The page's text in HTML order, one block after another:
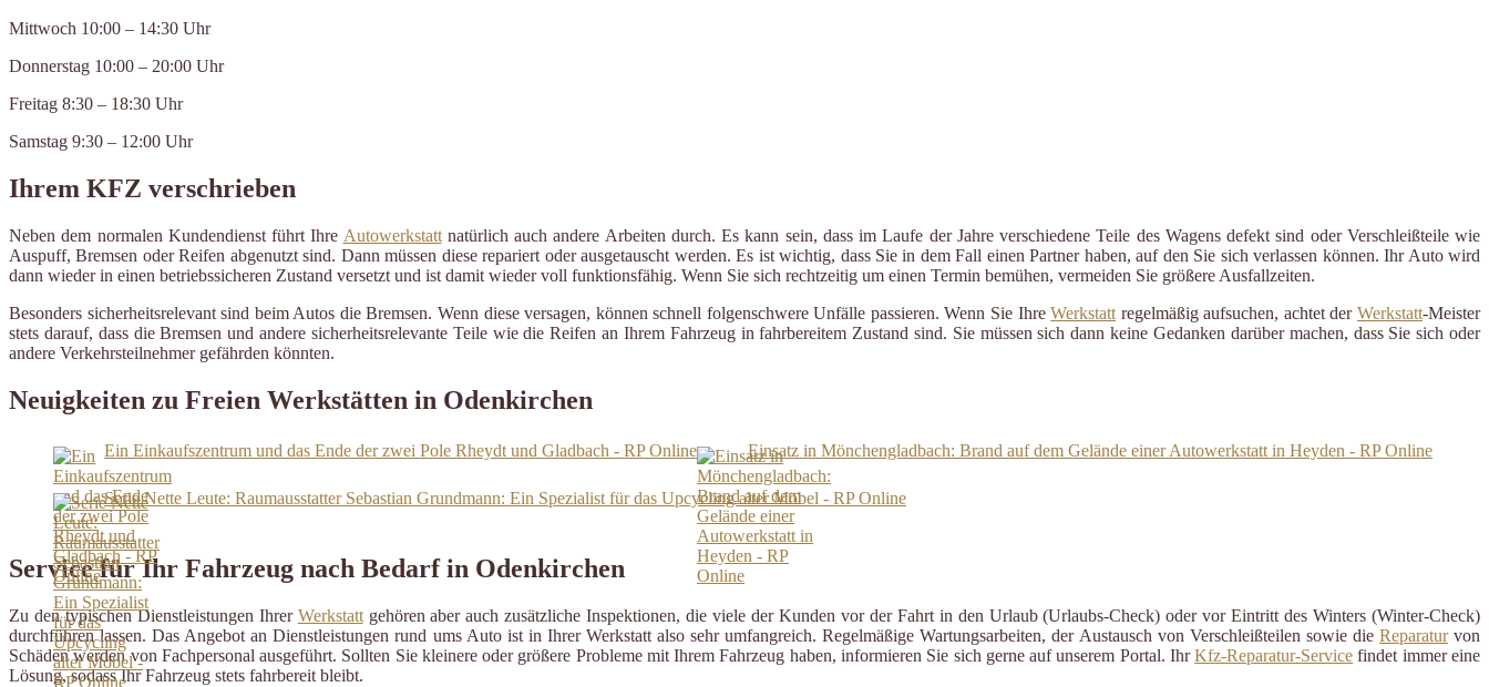
Mittwoch 10:00 – 14:30 Uhr
Donnerstag 10:00 – 20:00 Uhr
Freitag 8:30 – 18:30 Uhr
Samstag 9:30 – 12:00 Uhr
Ihrem KFZ verschrieben
Neben dem normalen Kundendienst führt Ihre Autowerkstattnatürlich auch andere Arbeiten durch. Es kann sein, dass im Laufe der Jahre verschiedene Teile des Wagens defekt sind oder Verschleißteile wie
Auspuff, Bremsen oder Reifen abgenutzt sind. Dann müssen diese repariert oder ausgetauscht werden. Es ist wichtig, dass Sie in dem Fall einen Partner haben, auf den Sie sich verlassen können. Ihr Auto wird
dann wieder in einen betriebssicheren Zustand versetzt und ist damit wieder voll funktionsfähig. Wenn Sie sich rechtzeitig um einen Termin bemühen, vermeiden Sie größere Ausfallzeiten.
Besonders sicherheitsrelevant sind beim Autos die Bremsen. Wenn diese versagen, können schnell folgenschwere Unfälle passieren. Wenn Sie IhreWerkstatt regelmäßig aufsuchen, achtet derWerkstatt-Meister
stets darauf, dass die Bremsen und andere sicherheitsrelevante Teile wie die Reifen an Ihrem Fahrzeug in fahrbereitem Zustand sind. Sie müssen sich dann keine Gedanken darüber machen, dass Sie sich oder
andere Verkehrsteilnehmer gefährden könnten.
Neuigkeiten zu Freien Werkstätten in Odenkirchen
Ein Einkaufszentrum und das Ende der zwei Pole Rheydt und Gladbach - RP Online Einsatz in Mönchengladbach: Brand auf dem Gelände einer Autowerkstatt in Heyden - RP Online
Serie Nette Leute: Raumausstatter Sebastian Grundmann: Ein Spezialist für das Upcycling alter Möbel - RP Online
Service für Ihr Fahrzeug nach Bedarf in Odenkirchen
Zu den typischen Dienstleistungen Ihrer Werkstattgehören aber auch zusätzliche Inspektionen, die viele der Kunden vor der Fahrt in den Urlaub (Urlaubs-Check) oder vor Eintritt des Winters (Winter-Check)
durchführen lassen. Das Angebot an Dienstleistungen rund ums Auto ist in Ihrer Werkstatt also sehr umfangreich. Regelmäßige Wartungsarbeiten, der Austausch von Verschleißteilen sowie die Reparaturvon
Schäden werden von Fachpersonal ausgeführt. Sollten Sie kleinere oder größere Probleme mit Ihrem Fahrzeug haben, informieren Sie sich gerne auf unserem Portal. IhrKfz-Reparatur-Service findet immer eine
Lösung, sodass Ihr Fahrzeug stets fahrbereit bleibt.